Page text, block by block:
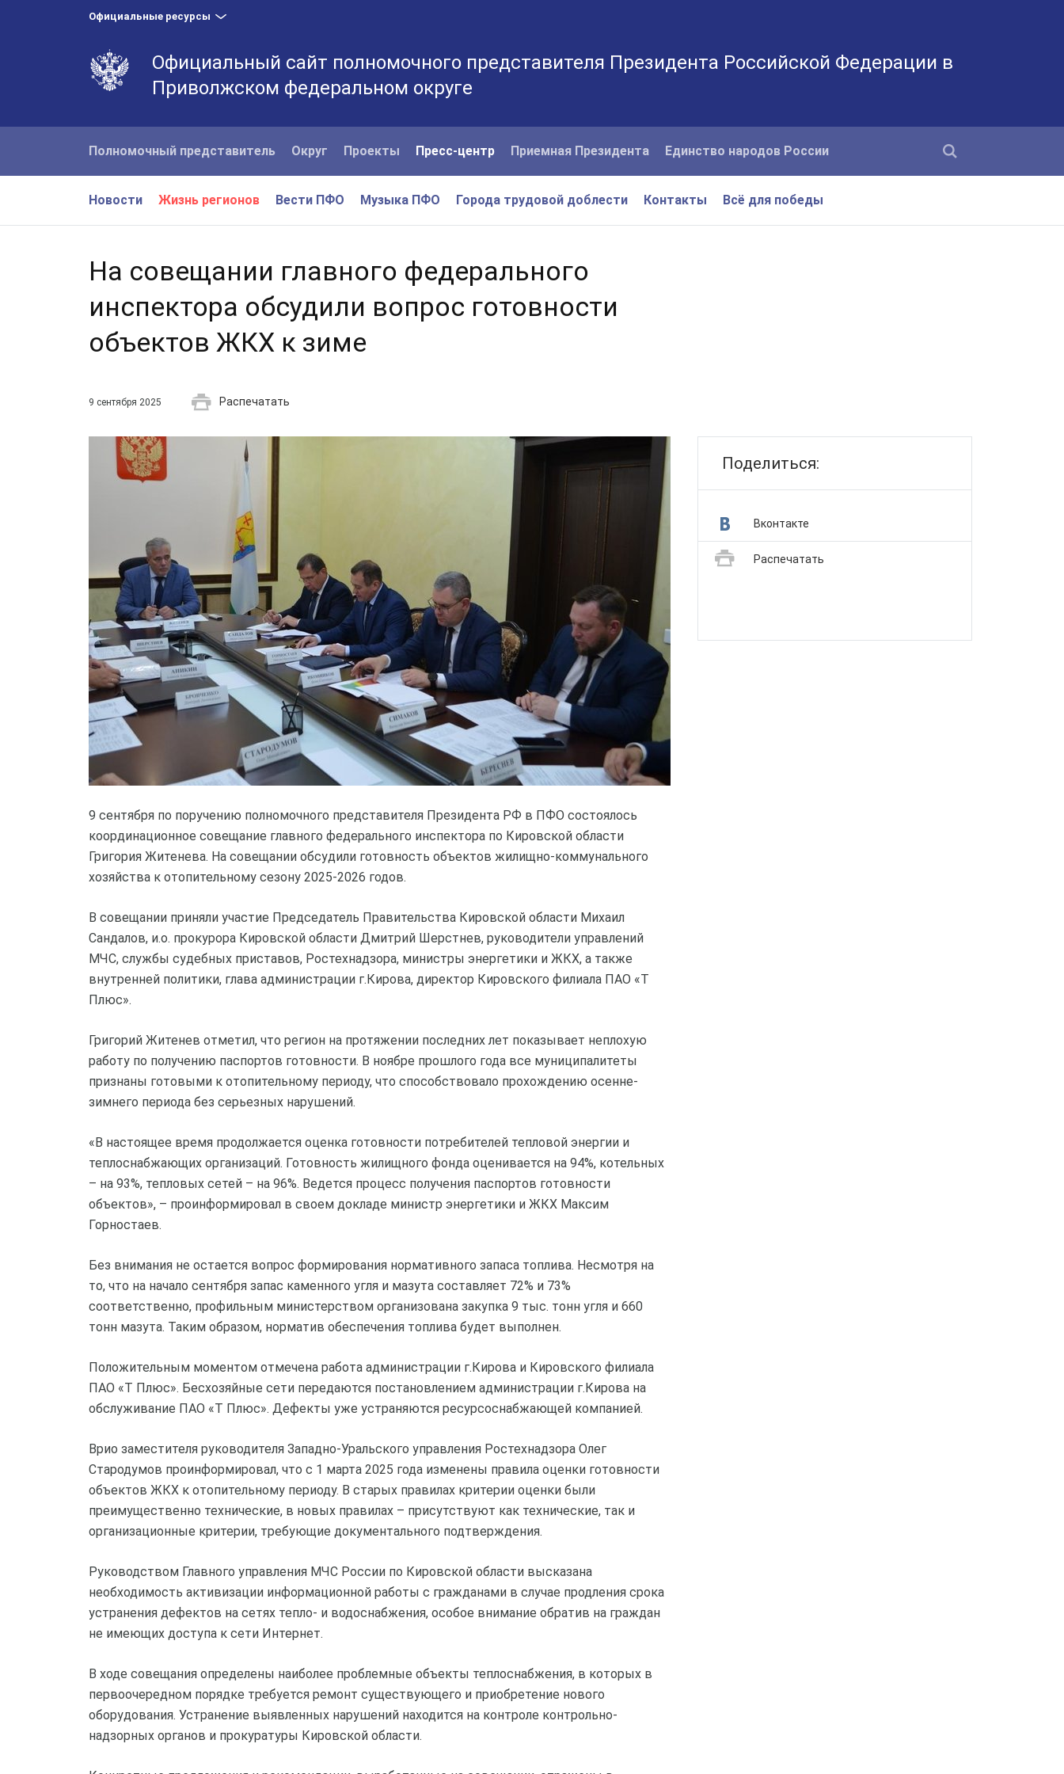
Официальные ресурсы
Официальный сайт полномочного представителя Президента Российской Федерации в
Приволжском федеральном округе
Полномочный представитель Округ Проекты Пресс-центр Приемная Президента Единство народов России
Новости Жизнь регионов Вести ПФО Музыка ПФО Города трудовой доблести Контакты Всё для победы
На совещании главного федерального
инспектора обсудили вопрос готовности
объектов ЖКХ к зиме
9 сентября 2025 Распечатать
9 сентября по поручению полномочного представителя Президента РФ в ПФО состоялось
координационное совещание главного федерального инспектора по Кировской области
Григория Житенева. На совещании обсудили готовность объектов жилищно-коммунального
хозяйства к отопительному сезону 2025-2026 годов.
В совещании приняли участие Председатель Правительства Кировской области Михаил
Сандалов, и.о. прокурора Кировской области Дмитрий Шерстнев, руководители управлений
МЧС, службы судебных приставов, Ростехнадзора, министры энергетики и ЖКХ, а также
внутренней политики, глава администрации г.Кирова, директор Кировского филиала ПАО «Т
Плюс».
Григорий Житенев отметил, что регион на протяжении последних лет показывает неплохую
работу по получению паспортов готовности. В ноябре прошлого года все муниципалитеты
признаны готовыми к отопительному периоду, что способствовало прохождению осенне-
зимнего периода без серьезных нарушений.
«В настоящее время продолжается оценка готовности потребителей тепловой энергии и
теплоснабжающих организаций. Готовность жилищного фонда оценивается на 94%, котельных
– на 93%, тепловых сетей – на 96%. Ведется процесс получения паспортов готовности
объектов», – проинформировал в своем докладе министр энергетики и ЖКХ Максим
Горностаев.
Без внимания не остается вопрос формирования нормативного запаса топлива. Несмотря на
то, что на начало сентября запас каменного угля и мазута составляет 72% и 73%
соответственно, профильным министерством организована закупка 9 тыс. тонн угля и 660
тонн мазута. Таким образом, норматив обеспечения топлива будет выполнен.
Положительным моментом отмечена работа администрации г.Кирова и Кировского филиала
ПАО «Т Плюс». Бесхозяйные сети передаются постановлением администрации г.Кирова на
обслуживание ПАО «Т Плюс». Дефекты уже устраняются ресурсоснабжающей компанией.
Врио заместителя руководителя Западно-Уральского управления Ростехнадзора Олег
Стародумов проинформировал, что с 1 марта 2025 года изменены правила оценки готовности
объектов ЖКХ к отопительному периоду. В старых правилах критерии оценки были
преимущественно технические, в новых правилах – присутствуют как технические, так и
организационные критерии, требующие документального подтверждения.
Руководством Главного управления МЧС России по Кировской области высказана
необходимость активизации информационной работы с гражданами в случае продления срока
устранения дефектов на сетях тепло- и водоснабжения, особое внимание обратив на граждан
не имеющих доступа к сети Интернет.
В ходе совещания определены наиболее проблемные объекты теплоснабжения, в которых в
первоочередном порядке требуется ремонт существующего и приобретение нового
оборудования. Устранение выявленных нарушений находится на контроле контрольно-
надзорных органов и прокуратуры Кировской области.
Поделиться:
Вконтакте
Распечатать